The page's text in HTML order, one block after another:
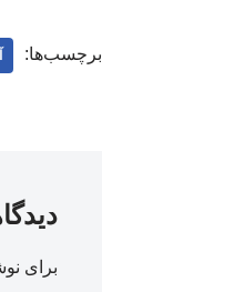
برچسب‌ها:
برای